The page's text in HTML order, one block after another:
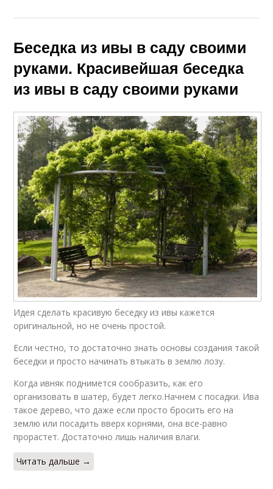
Беседка из ивы в саду своими
руками. Красивейшая беседка
из ивы в саду своими руками
Идея сделать красивую беседку из ивы кажется
оригинальной, но не очень простой.
Если честно, то достаточно знать основы создания такой
беседки и просто начинать втыкать в землю лозу.
Когда ивняк поднимется сообразить, как его
организовать в шатер, будет легко.Начнем с посадки. Ива
такое дерево, что даже если просто бросить его на
землю или посадить вверх корнями, она все-равно
прорастет. Достаточно лишь наличия влаги.
Читать дальше →